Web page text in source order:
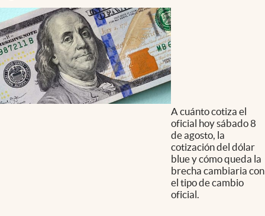
A cuánto cotiza el
oficial hoy sábado 8
de agosto, la
cotización del dólar
blue y cómo queda la
brecha cambiaria con
el tipo de cambio
oficial.